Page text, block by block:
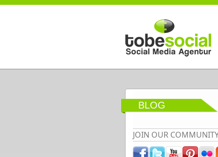
Direkt zum Inhalt
BLOG
JOIN OUR